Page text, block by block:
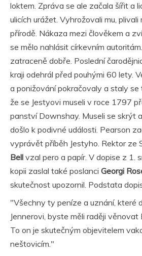
loktem. Zpráva se ale začala šířit a
ulicích urážet. Vyhrožovali mu,
přírodě. Nákaza mezi člověkem a
se mělo nahlásit církevním
zatraceně dobře. Poslední
kraji odehrál před pouhými 60 lety.
a ponižování pokračovaly a staly se
že se Jestyovi museli v roce 1797
panství Downshay. Museli se skrýt
došlo k podivné události. Pearson
vyprávět příběh Jestyho. Rektor ze
Bell vzal pero a papír. V dopise z 1.
kopii zaslal také poslanci Georgi
skutečnost upozornil. Podstata
"Všechny ty peníze a uznání, které
Jennerovi, byste měli raději věnovat
To on je skutečným objevitelem
neštovicím."